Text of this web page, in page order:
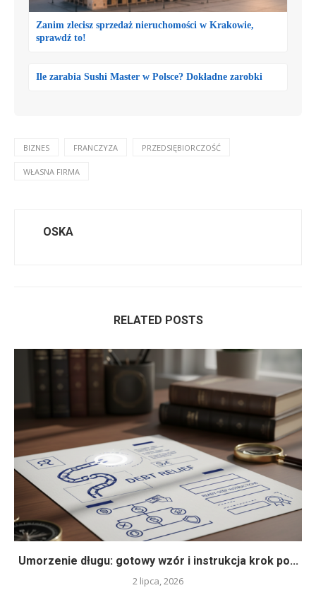
Zanim zlecisz sprzedaż nieruchomości w Krakowie,
sprawdź to!
Ile zarabia Sushi Master w Polsce? Dokładne zarobki
BIZNES FRANCZYZA PRZEDSIĘBIORCZOŚĆ
WŁASNA FIRMA
OSKA
RELATED POSTS
Umorzenie długu: gotowy wzór i instrukcja krok po...
2 lipca, 2026